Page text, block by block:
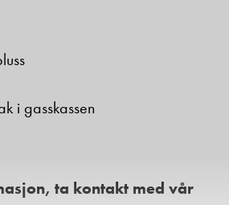
i gasskassen
ta kontakt med vår